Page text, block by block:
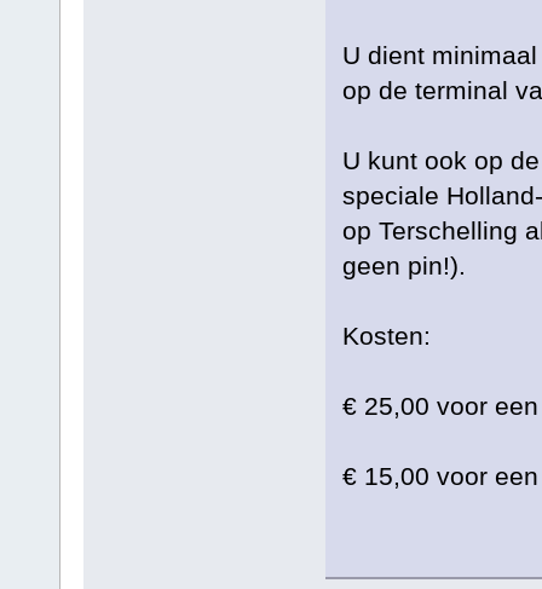
U dient
op de terminal
U kunt ook op
speciale
op Terschelling
geen pin!).
Kosten:
€ 25,00 voor
€ 15,00 voor